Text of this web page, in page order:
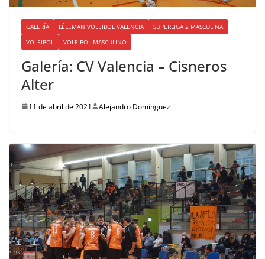
GALERÍA LÉLEMAN VOLEIBOL VALENCIA
SUPERLIGA 2 MASCULINA
VOLEIBOL
VOLEIBOL MASCULINO
Galería: CV Valencia – Cisneros
Alter
11 de abril de 2021 Alejandro Domínguez